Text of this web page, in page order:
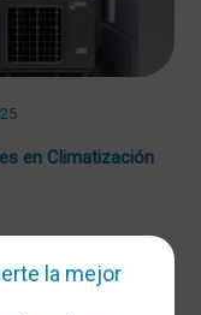
en Climatización
la mejor